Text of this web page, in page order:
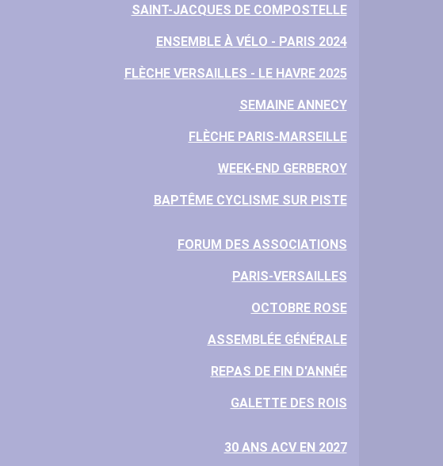
SAINT-JACQUES DE COMPOSTELLE
ENSEMBLE À VÉLO - PARIS 2024
FLÈCHE VERSAILLES - LE HAVRE 2025
SEMAINE ANNECY
FLÈCHE PARIS-MARSEILLE
WEEK-END GERBEROY
BAPTÊME CYCLISME SUR PISTE
FORUM DES ASSOCIATIONS
PARIS-VERSAILLES
OCTOBRE ROSE
ASSEMBLÉE GÉNÉRALE
REPAS DE FIN D'ANNÉE
GALETTE DES ROIS
30 ANS ACV EN 2027